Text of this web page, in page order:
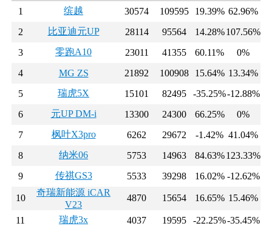
1 缤越 30574 109595 19.39% 62.96%
2
比亚迪元UP 28114 95564 14.28% 107.56%
3
零跑A10 23011 41355 60.11%
0%
4
MG ZS 21892 100908 15.64% 13.34%
5
瑞虎5X 15101 82495 -35.25%-12.88%
6
元UP DM-i 13300 24300 66.25%
0%
7
枫叶X3pro 6262 29672 -1.42% 41.04%
8
纳米06 5753 14963 84.63% 123.33%
9
传祺GS3 5533 39298 16.02% -12.62%
10
奇瑞新能源 iCAR
V23
4870 15654 16.65% 15.46%
11 瑞虎3x 4037 19595 -22.25%-35.45%